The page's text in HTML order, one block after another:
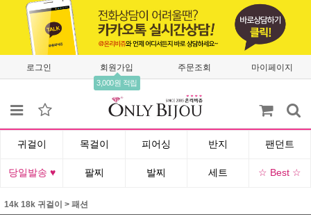
로그인 회원가입
3,000원 적립
주문조회 마이페이지
귀걸이 목걸이 피어싱 반지 팬던트
당일발송 ♥ 팔찌 발찌 세트 ☆ Best ☆
14k 18k 귀걸이 > 패션